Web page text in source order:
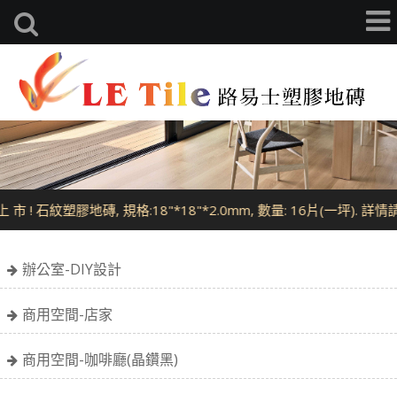
! 石紋塑膠地磚, 規格:18"*18"*2.0mm, 數量: 16片(一坪). 詳情請
辦公室-DIY設計
商用空間-店家
商用空間-咖啡廳(晶鑽黑)